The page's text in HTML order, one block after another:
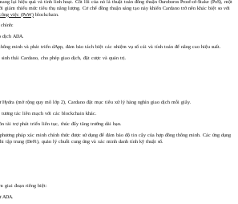
lại hiệu quả và tính linh hoạt. Cốt lõi của nó là thuật toán đồng thuận Ouroboros Proof-of-Stake (PoS), một
giảm thiểu mức tiêu thụ năng lượng. Cơ chế đồng thuận sáng tạo này khiến Cardano trở nên khác biệt so với
việc (PoW)blockchain.
dịch ADA.
minh và phát triển dApp, đảm bảo tách biệt các nhiệm vụ sổ cái và tính toán để nâng cao hiệu suất.
thái Cardano, cho phép giao dịch, đặt cược và quản trị.
Hydra (mở rộng quy mô lớp 2), Cardano đặt mục tiêu xử lý hàng nghìn giao dịch mỗi giây.
tác liền mạch với các blockchain khác.
tài trợ phát triển liên tục, thúc đẩy tăng trưởng dài hạn.
pháp xác minh chính thức được sử dụng để đảm bảo độ tin cậy của hợp đồng thông minh. Các ứng dụng
tập trung (DeFi), quản lý chuỗi cung ứng và xác minh danh tính kỹ thuật số.
giai đoạn riêng biệt:
ADA.